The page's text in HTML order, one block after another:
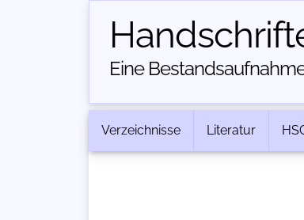
Eine
Verzeichnisse Literatur